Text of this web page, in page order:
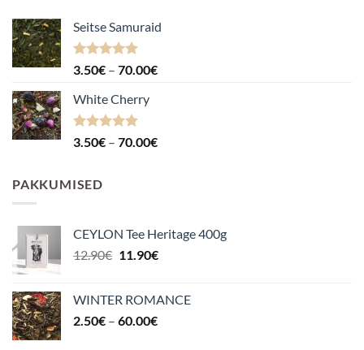
Seitse Samuraid
Hinnanguga
3.50€ – 70.00€Hinnavahemik:
White Cherry
Hinnanguga
3.50€ – 70.00€Hinnavahemik:
PAKKUMISED
CEYLON Tee Heritage 400g
12.90€ Algne
12.90€.
11.90€Praegune
11.90€.
WINTER ROMANCE
2.50€ – 60.00€Hinnavahemik: